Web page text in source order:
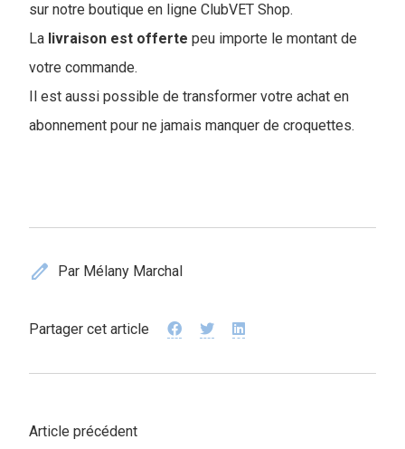
sur notre boutique en ligne ClubVET Shop.
La livraison est offerte peu importe le montant de
votre commande.
Il est aussi possible de transformer votre achat en
abonnement pour ne jamais manquer de croquettes.
edit Par Mélany Marchal
Partager cet article
Article précédent